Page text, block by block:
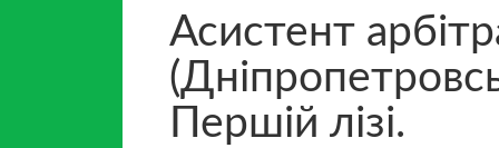
Асистент
Першій лізі.